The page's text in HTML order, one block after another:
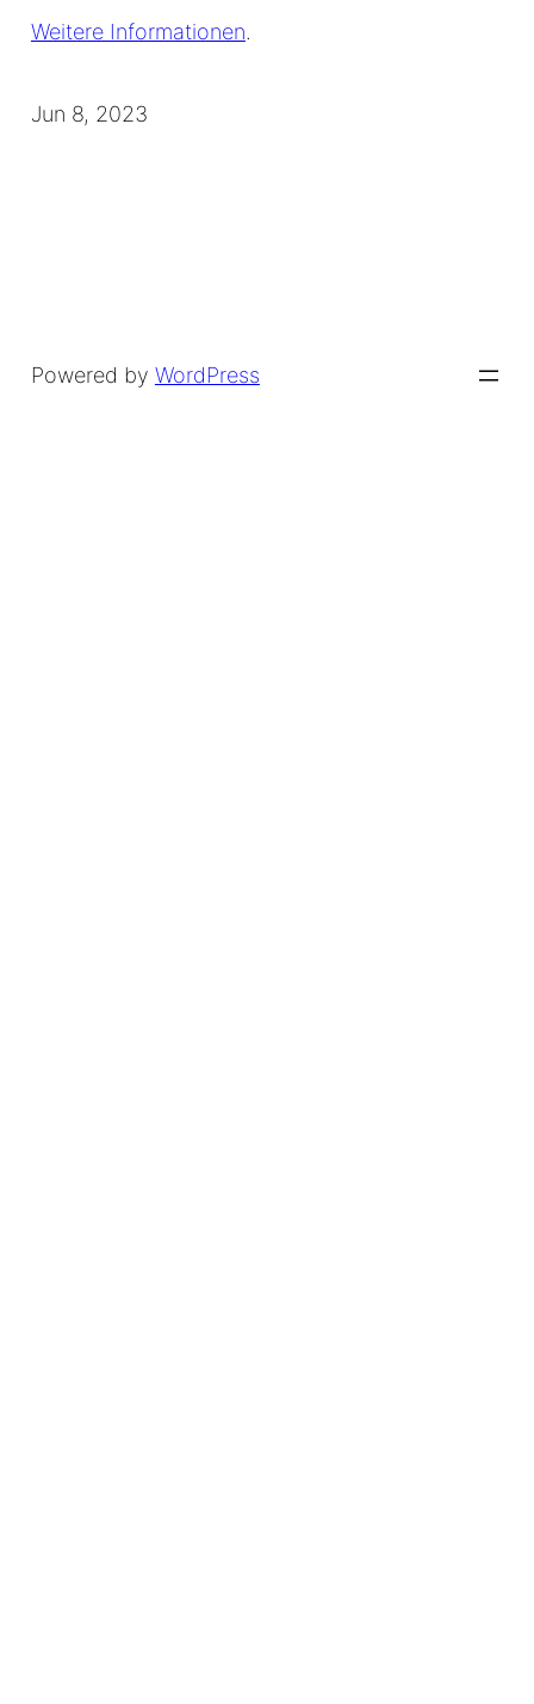
Weitere Informationen.
Jun 8, 2023
Powered by WordPress